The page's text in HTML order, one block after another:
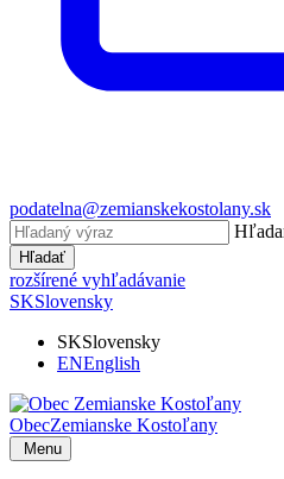
podatelna@zemianskekostolany.sk
Hľadať
rozšírené vyhľadávanie
SKSlovensky
SKSlovensky
ENEnglish
ObecZemianske Kostoľany
Menu